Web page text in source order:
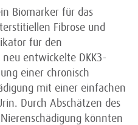
Biomarker für das
Fibrose und
für den
entwickelte DKK3-
einer chronisch
mit einer einfachen
Durch Abschätzen des
könnten